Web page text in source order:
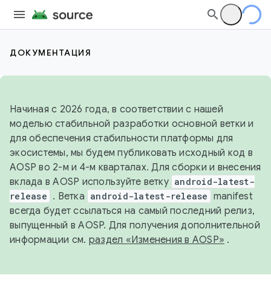
ДОКУМЕНТАЦИЯ
Начиная с 2026 года, в соответствии с нашей
моделью стабильной разработки основной ветки и
для обеспечения стабильности платформы для
экосистемы, мы будем публиковать исходный код в
AOSP во 2-м и 4-м кварталах. Для сборки и внесения
вклада в AOSP используйте ветку android-latest-
release . Ветка android-latest-release manifest
всегда будет ссылаться на самый последний релиз,
выпущенный в AOSP. Для получения дополнительной
информации см. раздел «Изменения в AOSP» .